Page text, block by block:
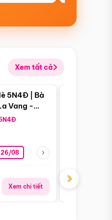
Xem tất cả
12/09
Điểm nổi bật
5N4Đ | Bà
Vang -
26/08
Xem chi tiết
Giá từ:
›